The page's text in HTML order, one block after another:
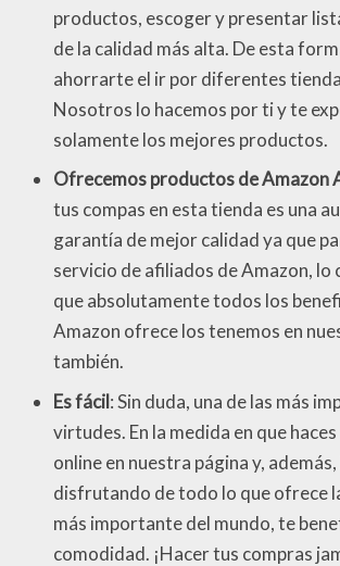
productos, escoger y presentar
de la calidad más alta. De esta
ahorrarte el ir por diferentes
Nosotros lo hacemos por ti y te
solamente los mejores productos.
Ofrecemos productos de Amazon
tus compas en esta tienda es una
garantía de mejor calidad ya que
servicio de afiliados de Amazon, lo
que absolutamente todos los
Amazon ofrece los tenemos en
también.
Es fácil: Sin duda, una de las más
virtudes. En la medida en que
online en nuestra página y, además,
disfrutando de todo lo que ofrece
más importante del mundo, te
comodidad. ¡Hacer tus compras